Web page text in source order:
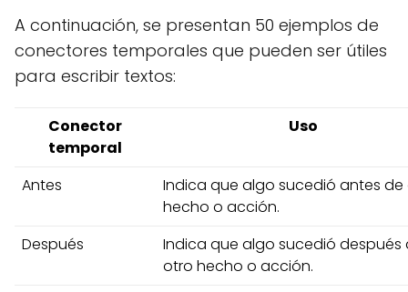
A continuación, se presentan 50 ejemplos de
conectores temporales que pueden ser útiles
para escribir textos:
Conector
temporal
Uso
Antes
Indica que algo sucedió antes
hecho o acción.
Después
Indica que algo sucedió después
otro hecho o acción.